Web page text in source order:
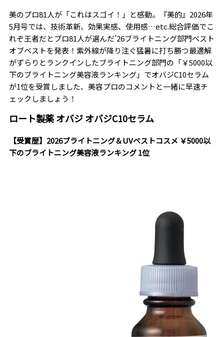
美のプロ81人が「これはスゴイ！」と感動。『美的』2026年
5月号では、技術革新、効果実感、使用感…etc.総合評価でこ
れぞ王者だとプロ81人が選んだ’26ブライトニング部門ベスト
オブベストを発表！紫外線が降り注ぐ猛暑に打ち勝つ最適解
がずらりとランクインしたブライトニング部門の「￥5000以
下のブライトニング美容液ランキング」でオバジC10セラム
が1位を受賞しました、美容プロのコメントと一緒に早速チ
ェックしましょう！
ロート製薬 オバジ オバジC10セラム
【受賞歴】2026ブライトニング＆UVベストコスメ ￥5000以
下のブライトニング美容液ランキング 1位